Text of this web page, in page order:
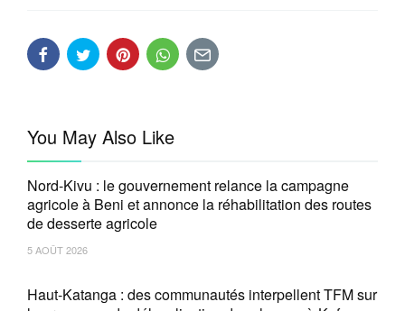
You May Also Like
Nord-Kivu : le gouvernement relance la campagne
agricole à Beni et annonce la réhabilitation des routes
de desserte agricole
5 AOÛT 2026
Haut-Katanga : des communautés interpellent TFM sur